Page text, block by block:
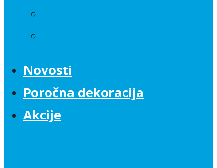
Novosti
Poročna dekoracija
Akcije